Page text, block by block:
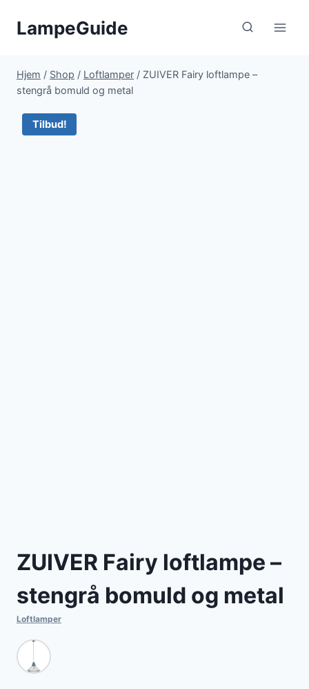
LampeGuide
Hjem / Shop / Loftlamper / ZUIVER Fairy loftlampe –
stengrå bomuld og metal
Tilbud!
ZUIVER Fairy loftlampe –
stengrå bomuld og metal
Loftlamper